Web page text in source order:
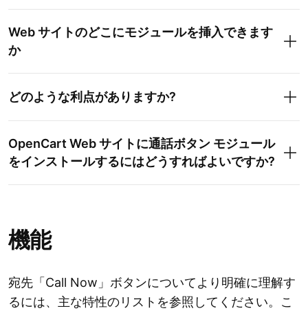
Web サイトのどこにモジュールを挿入できます
か
どのような利点がありますか?
OpenCart Web サイトに通話ボタン モジュール
をインストールするにはどうすればよいですか?
機能
宛先「Call Now」ボタンについてより明確に理解す
るには、主な特性のリストを参照してください。こ